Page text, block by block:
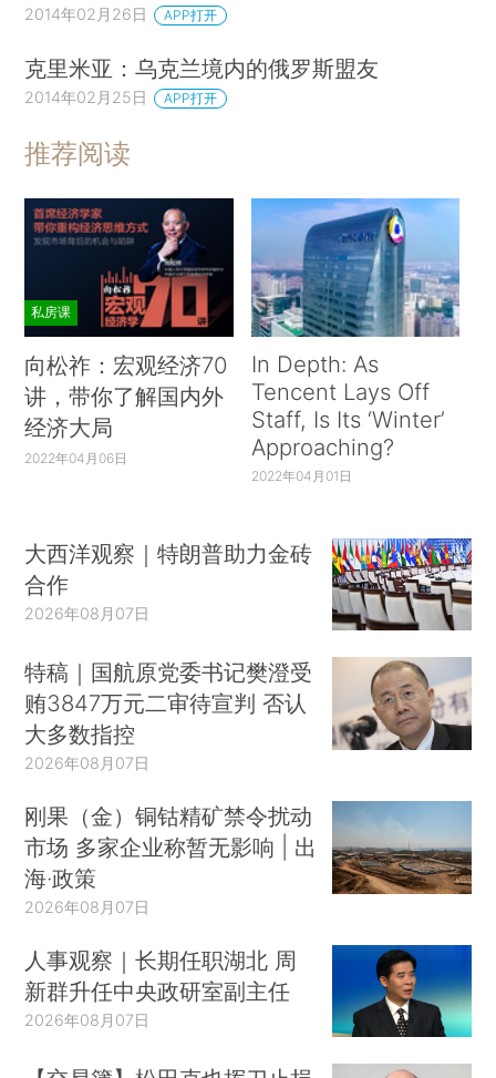
2014年02月26日 APP打开
克里米亚：乌克兰境内的俄罗斯盟友
2014年02月25日 APP打开
推荐阅读
私房课
向松祚：宏观经济70
讲，带你了解国内外
经济大局
2022年04月06日
In Depth: As
Tencent Lays Off
Staff, Is Its ‘Winter’
Approaching?
2022年04月01日
大西洋观察｜特朗普助力金砖
合作
2026年08月07日
特稿｜国航原党委书记樊澄受
贿3847万元二审待宣判 否认
大多数指控
2026年08月07日
刚果（金）铜钴精矿禁令扰动
市场 多家企业称暂无影响 | 出
海·政策
2026年08月07日
人事观察｜长期任职湖北 周
新群升任中央政研室副主任
2026年08月07日